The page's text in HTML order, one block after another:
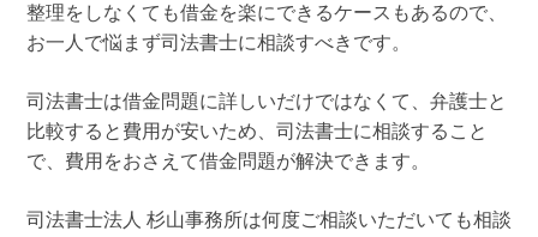
整理をしなくても借金を楽にできるケースもあるので、
お一人で悩まず司法書士に相談すべきです。
司法書士は借金問題に詳しいだけではなくて、弁護士と
比較すると費用が安いため、司法書士に相談すること
で、費用をおさえて借金問題が解決できます。
司法書士法人 杉山事務所は何度ご相談いただいても相談